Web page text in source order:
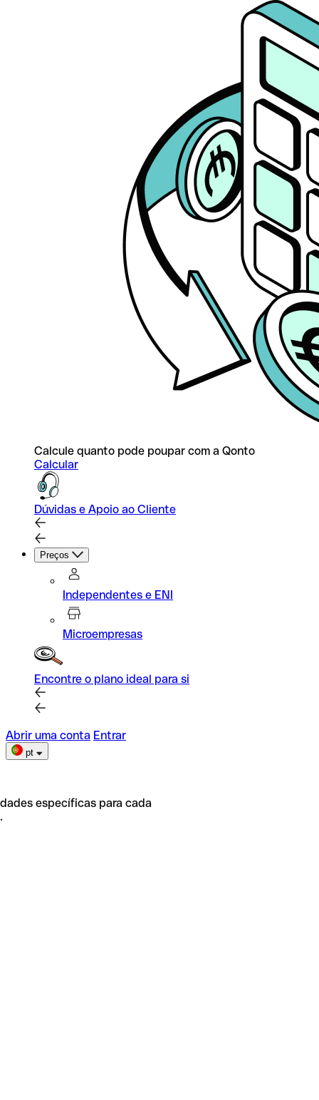
Calcule quanto pode poupar com a Qonto
Calcular
Dúvidas e Apoio ao Cliente
Preços
Independentes e ENI
Microempresas
Encontre o plano ideal para si
Abrir uma conta Entrar
pt
específicas para cada